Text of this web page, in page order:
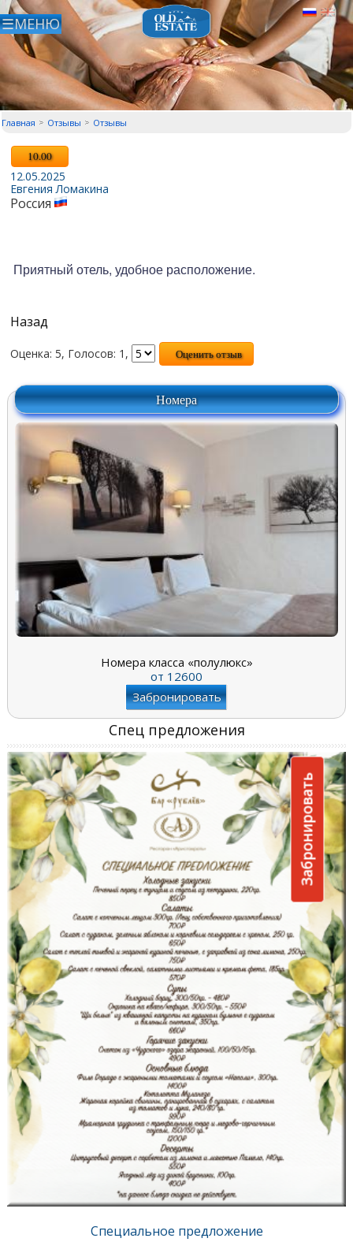
Главная Отзывы Отзывы
10.00
12.05.2025
Евгения Ломакина
Россия
Приятный отель, удобное расположение.
Назад
Оценка: 5, Голосов: 1,
Номера
Номера класса «полулюкс»
от 12600
Забронировать
Спец предложения
Специальное предложение
Забронировать